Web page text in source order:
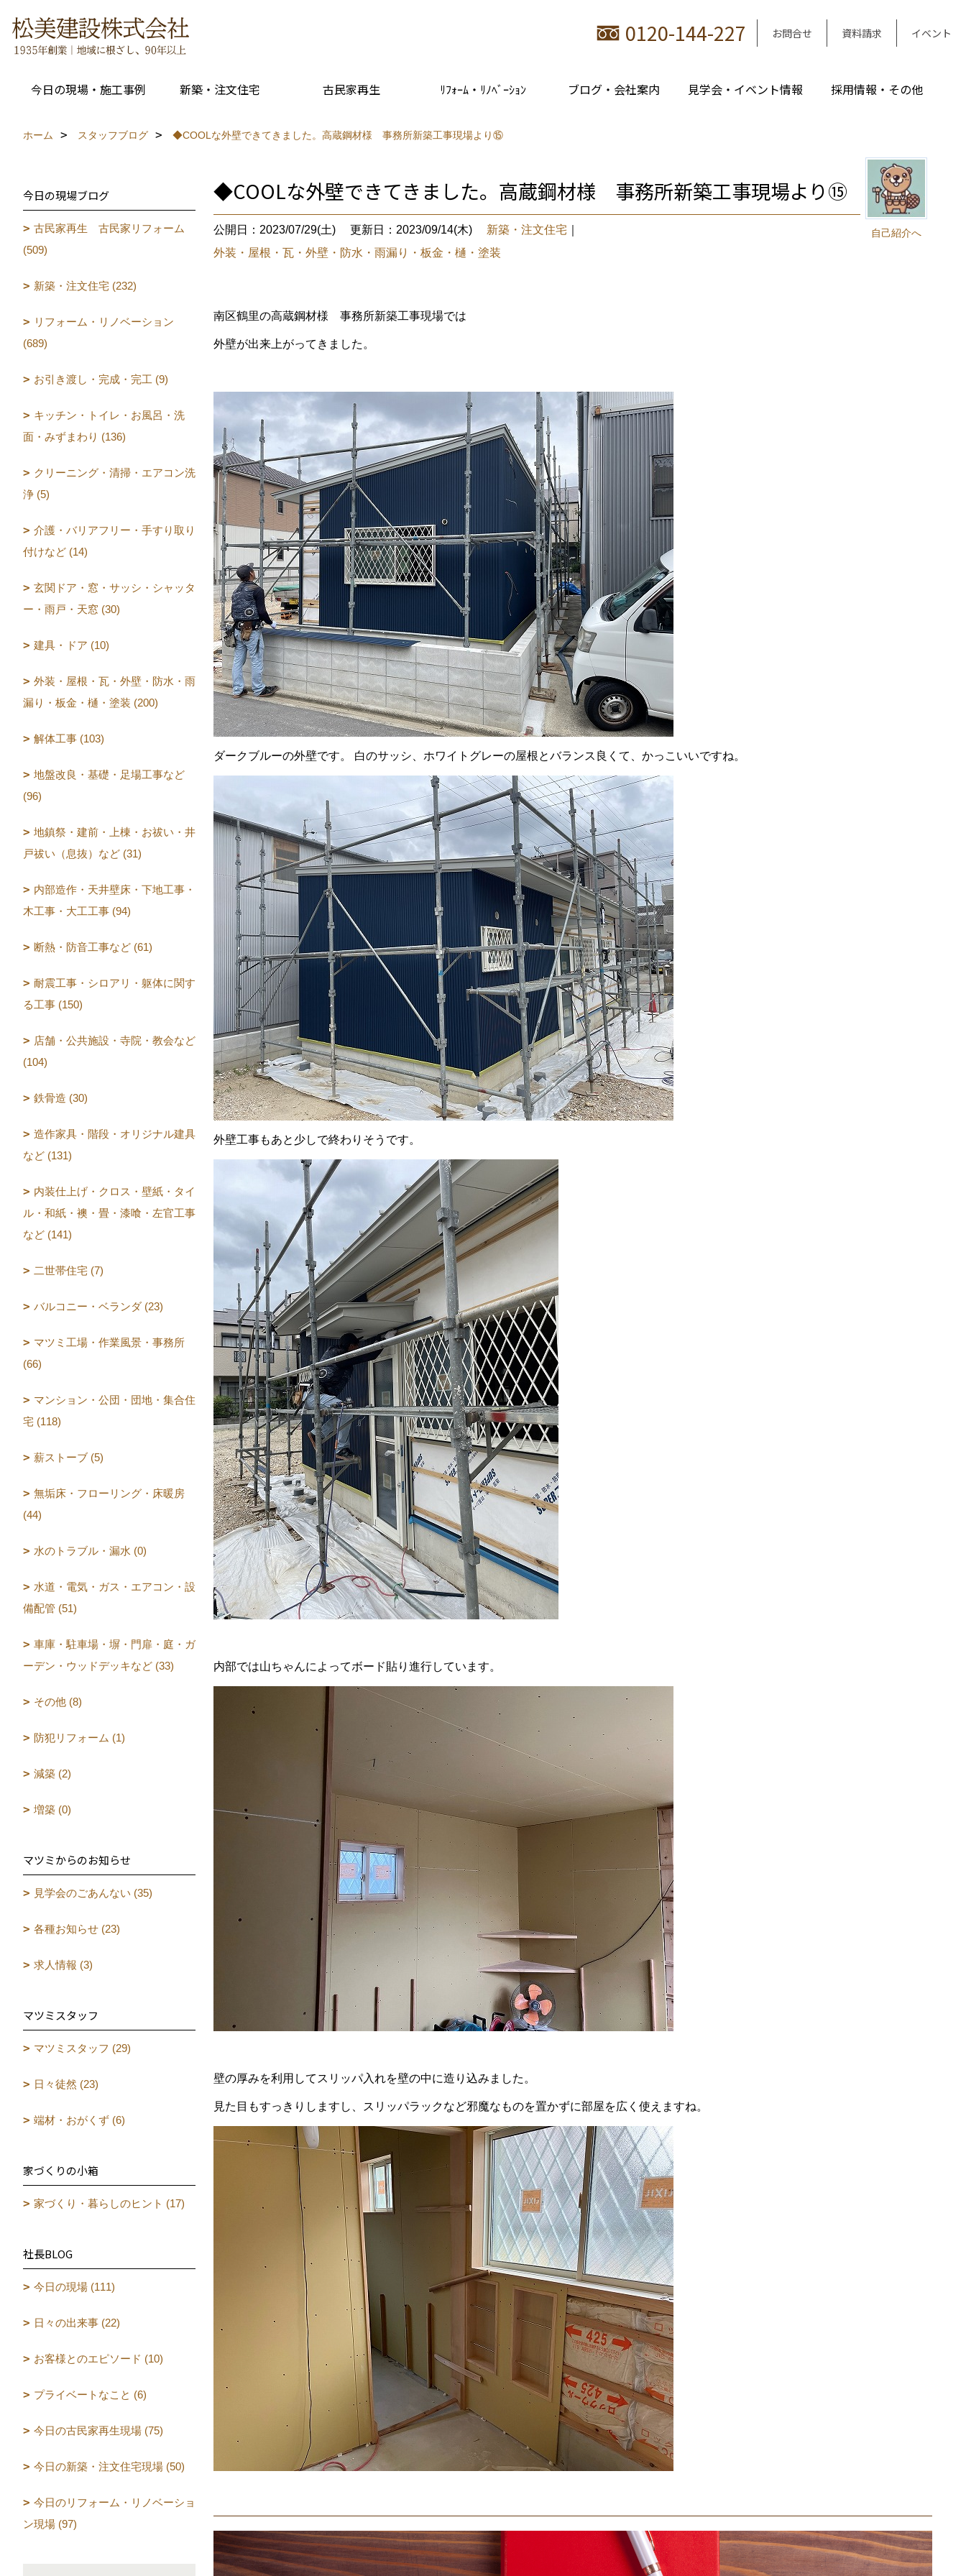
0120-144-227 お問合せ 資料請求 イベント
今日の現場・施工事例 新築・注文住宅 古民家再生 ﾘﾌｫｰﾑ・ﾘﾉﾍﾞｰｼｮﾝ ブログ・会社案内 見学会・イベント情報 採用情報・その他
ホーム スタッフブログ ◆COOLな外壁できてきました。高蔵鋼材様 事務所新築工事現場より⑮
自己紹介へ
◆COOLな外壁できてきました。高蔵鋼材様 事務所新築工事現場より⑮
公開日：2023/07/29(土) 更新日：2023/09/14(木) 新築・注文住宅
外装・屋根・瓦・外壁・防水・雨漏り・板金・樋・塗装
南区鶴里の高蔵鋼材様 事務所新築工事現場では
外壁が出来上がってきました。
ダークブルーの外壁です。 白のサッシ、ホワイトグレーの屋根とバランス良くて、かっこいいですね。
外壁工事もあと少しで終わりそうです。
内部では山ちゃんによってボード貼り進行しています。
壁の厚みを利用してスリッパ入れを壁の中に造り込みました。
見た目もすっきりしますし、スリッパラックなど邪魔なものを置かずに部屋を広く使えますね。
今日の現場ブログ
古民家再生 古民家リフォーム
(509)
新築・注文住宅 (232)
リフォーム・リノベーション
(689)
お引き渡し・完成・完工 (9)
キッチン・トイレ・お風呂・洗
面・みずまわり (136)
クリーニング・清掃・エアコン洗
浄 (5)
介護・バリアフリー・手すり取り
付けなど (14)
玄関ドア・窓・サッシ・シャッタ
ー・雨戸・天窓 (30)
建具・ドア (10)
外装・屋根・瓦・外壁・防水・雨
漏り・板金・樋・塗装 (200)
解体工事 (103)
地盤改良・基礎・足場工事など
(96)
地鎮祭・建前・上棟・お祓い・井
戸祓い（息抜）など (31)
内部造作・天井壁床・下地工事・
木工事・大工工事 (94)
断熱・防音工事など (61)
耐震工事・シロアリ・躯体に関す
る工事 (150)
店舗・公共施設・寺院・教会など
(104)
鉄骨造 (30)
造作家具・階段・オリジナル建具
など (131)
内装仕上げ・クロス・壁紙・タイ
ル・和紙・襖・畳・漆喰・左官工事
など (141)
二世帯住宅 (7)
バルコニー・ベランダ (23)
マツミ工場・作業風景・事務所
(66)
マンション・公団・団地・集合住
宅 (118)
薪ストーブ (5)
無垢床・フローリング・床暖房
(44)
水のトラブル・漏水 (0)
水道・電気・ガス・エアコン・設
備配管 (51)
車庫・駐車場・塀・門扉・庭・ガ
ーデン・ウッドデッキなど (33)
その他 (8)
防犯リフォーム (1)
減築 (2)
増築 (0)
マツミからのお知らせ
見学会のごあんない (35)
各種お知らせ (23)
求人情報 (3)
マツミスタッフ
マツミスタッフ (29)
日々徒然 (23)
端材・おがくず (6)
家づくりの小箱
家づくり・暮らしのヒント (17)
社長BLOG
今日の現場 (111)
日々の出来事 (22)
お客様とのエピソード (10)
プライベートなこと (6)
今日の古民家再生現場 (75)
今日の新築・注文住宅現場 (50)
今日のリフォーム・リノベーショ
ン現場 (97)